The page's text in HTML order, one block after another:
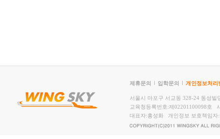
제휴문의 입학문의 개인정보처리
서울시 마포구 서교동 328-24 동성
교육청등록번호:제02201100098호
대표자:홍성화 개인정보 보호책임자